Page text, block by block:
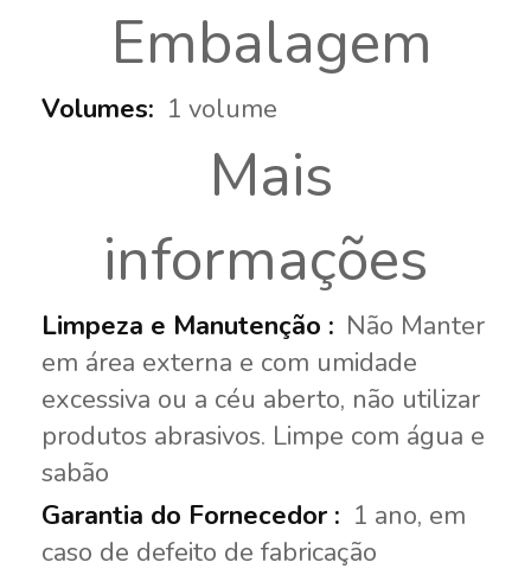
Embalagem
1 volume
Mais
informações
Não Manter
em área externa e com umidade
excessiva ou a céu aberto, não utilizar
produtos abrasivos. Limpe com água e
sabão
1 ano, em
caso de defeito de fabricação